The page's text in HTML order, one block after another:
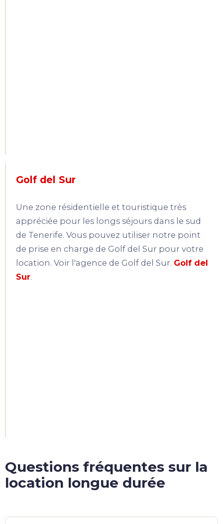
Golf del Sur
Une zone résidentielle et touristique très
appréciée pour les longs séjours dans le sud
de Tenerife. Vous pouvez utiliser notre point
de prise en charge de Golf del Sur pour votre
location. Voir l'agence de Golf del Sur. Golf del
Sur.
Questions fréquentes sur la
location longue durée